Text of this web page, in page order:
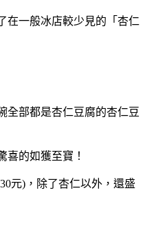
在一般冰店較少見的「杏仁
全部都是杏仁豆腐的杏仁豆
喜的如獲至寶！
元)，除了杏仁以外，還盛